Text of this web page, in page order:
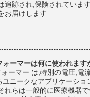
追跡され,保険されていま
お届けします
ーマーは何に使われます
ーマー は,特別の電圧,電
ニークなアプリケーショ
れらは一般的に医療機器で